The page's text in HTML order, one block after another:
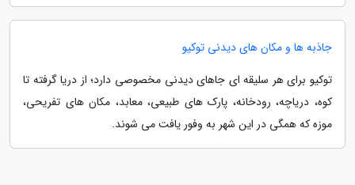
جاذبه ها و مکان های دیدنی توکیو
توکیو برای هر سلیقه ای جاهای دیدنی مخصوصی دارد؛ از دریا گرفته تا
کوه، دریاچه، رودخانه، پارک های طبیعی، معابد، مکان های تفریحی،
موزه که همگی در این شهر به وفور یافت می شوند.